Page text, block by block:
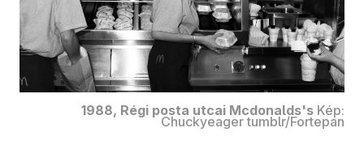
1988, Régi posta utcai Mcdonalds's Kép:
Chuckyeager tumblr/Fortepan